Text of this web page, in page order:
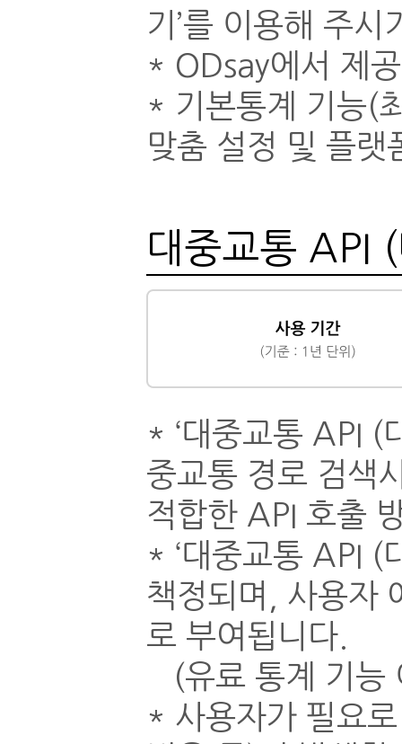
기’를 이용해 주시
* ODsay에서 제
* 기본통계 기능(
맞춤 설정 및 플랫
대중교통 API
* ‘대중교통 API (
중교통 경로 검색
적합한 API 호출
* ‘대중교통 API (
책정되며, 사용자
로 부여됩니다.
(유료 통계 기능
* 사용자가 필요